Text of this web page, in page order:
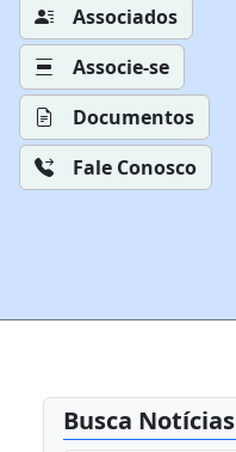
Associados
Associe-se
Documentos
Fale Conosco
Busca Notícias